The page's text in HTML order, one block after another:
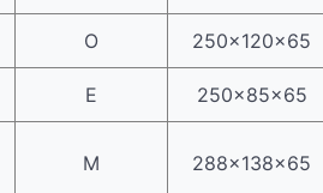
О 250×120×65
Е 250×85×65
М 288×138×65